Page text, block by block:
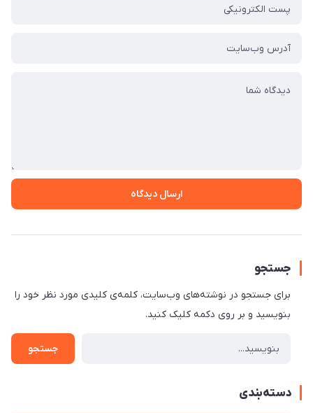
ارسال دیدگاه
جستجو
برای جستجو در نوشته‌های وب‌سایت، کلمه‌ی کلیدی مورد نظر خود را
بنویسید و بر روی دکمه کلیک کنید.
جستجو
دسته‌بندی